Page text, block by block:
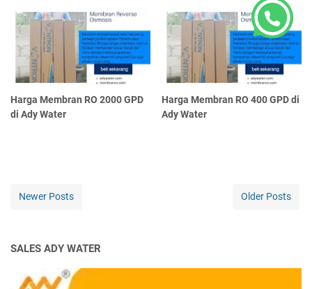
Harga Membran RO 2000 GPD
di Ady Water
Harga Membran RO 400 GPD di
Ady Water
Newer Posts Older Posts
SALES ADY WATER